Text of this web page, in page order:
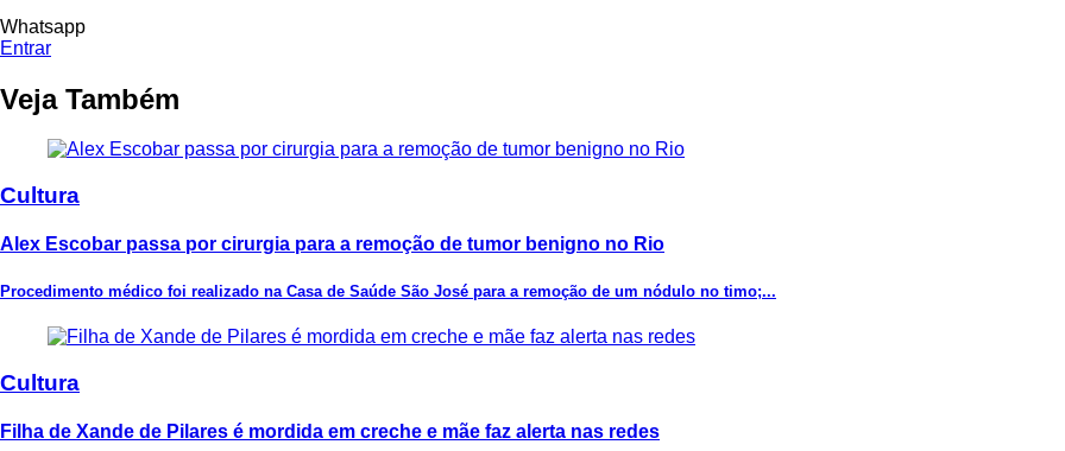
Whatsapp
Entrar
Veja Também
Cultura
Alex Escobar passa por cirurgia para a remoção de tumor benigno no Rio
Procedimento médico foi realizado na Casa de Saúde São José para a remoção de um nódulo no timo;...
Cultura
Filha de Xande de Pilares é mordida em creche e mãe faz alerta nas redes